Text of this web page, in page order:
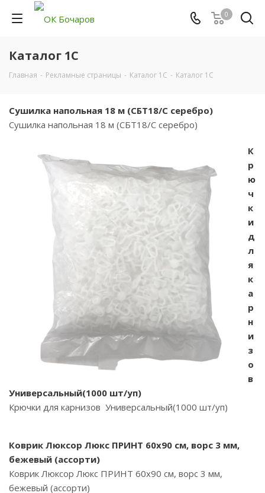
0
Каталог 1С
Главная - Рекламные страницы - Каталог 1С - Каталог 1С
Сушилка напольная 18 м (СБТ18/С серебро)
Сушилка напольная 18 м (СБТ18/С серебро)
К
р
ю
ч
к
и
д
л
я
к
а
р
н
и
з
о
в
Универсальный(1000 шт/уп)
Крючки для карнизов Универсальный(1000 шт/уп)
Коврик Люксор Люкс ПРИНТ 60х90 см, ворс 3 мм,
бежевый (ассорти)
Коврик Люксор Люкс ПРИНТ 60х90 см, ворс 3 мм,
бежевый (ассорти)